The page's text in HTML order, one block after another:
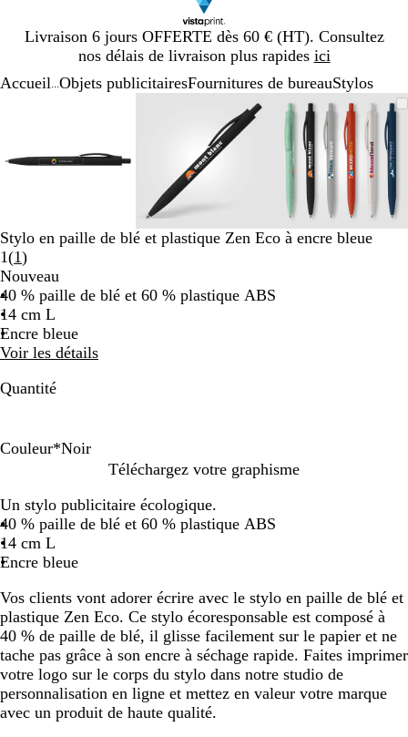
Livraison 6 jours OFFERTE dès 60 € (HT). Consultez
nos délais de livraison plus rapides ici
Diapositive
1
Accueil Objets publicitairesFournitures de bureauStylos
plus
zoomer
touches
pour
faire
zoomable
minimum
pour
développer
touches
plus
zoomer
touches
Image
zoomable
Zoom
au
minimum
Cliquez
pour
Utilisez
les
touches
plus
et
moins
pour
zoomer
3
Stylo en paille de blé et plastique Zen Eco à encre bleue
1(1Lire
les
1
avis
)
Nouveau
40 % paille de blé et 60 % plastique ABS
14 cm L
Encre bleue
Voir les détails
Quantité
Couleur*Noir
a
n
c
i
r
u
g
e
i
s
e
u
r
t
Téléchargez votre graphisme
Un stylo publicitaire écologique.
40 % paille de blé et 60 % plastique ABS
14 cm L
Encre bleue
Vos clients vont adorer écrire avec le stylo en paille de blé et
plastique Zen Eco. Ce stylo écoresponsable est composé à
40 % de paille de blé, il glisse facilement sur le papier et ne
tache pas grâce à son encre à séchage rapide. Faites imprimer
votre logo sur le corps du stylo dans notre studio de
personnalisation en ligne et mettez en valeur votre marque
avec un produit de haute qualité.